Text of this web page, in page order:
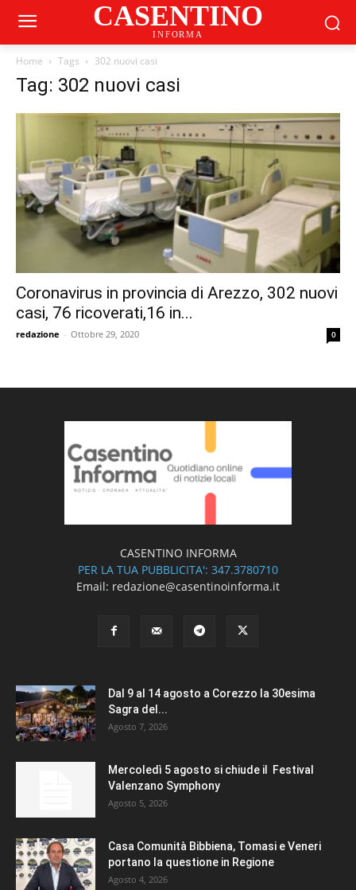
CASENTINO
INFORMA
Home Tags 302 nuovi casi
Tag: 302 nuovi casi
Coronavirus in provincia di Arezzo, 302 nuovi
casi, 76 ricoverati,16 in...
redazione - Ottobre 29, 2020 0
CASENTINO INFORMA
PER LA TUA PUBBLICITA': 347.3780710
Email: redazione@casentinoinforma.it
Dal 9 al 14 agosto a Corezzo la 30esima
Sagra del...
Agosto 7, 2026
Mercoledì 5 agosto si chiude il Festival
Valenzano Symphony
Agosto 5, 2026
Casa Comunità Bibbiena, Tomasi e Veneri
portano la questione in Regione
Agosto 4, 2026